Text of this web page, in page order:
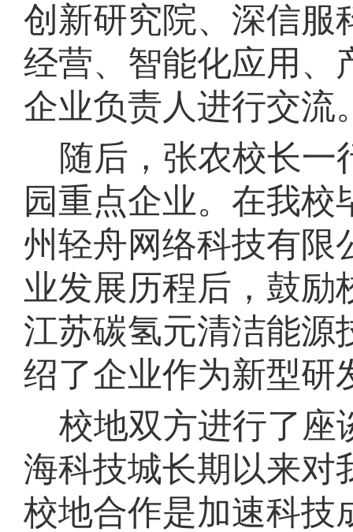
创新研究院、深信服
经营、智能化应用、
企业负责人进行交流
随后，张农校长一
园重点企业。在我
州轻舟网络科技有限
业发展历程后，鼓励
江苏碳氢元清洁能源
绍了企业作为新型研
校地双方进行了座
海科技城长期以来对
校地合作是加速科技